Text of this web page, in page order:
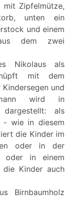
mit Zipfelmütze,
unten ein
und einem
dem zwei
Nikolaus als
mit dem
und
wird in
dargestellt: als
- wie in diesem
die Kinder im
oder in der
oder in einem
die Kinder auch
Birnbaumholz